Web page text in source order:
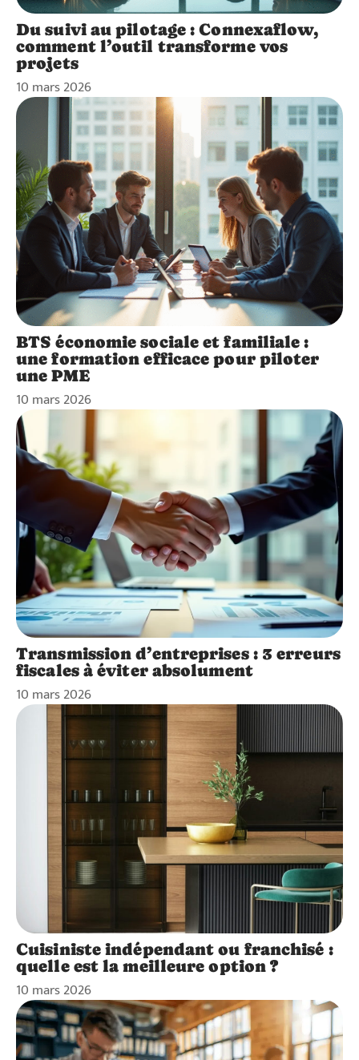
Du suivi au pilotage : Connexaflow,
comment l’outil transforme vos
projets
10 mars 2026
BTS économie sociale et familiale :
une formation efficace pour piloter
une PME
10 mars 2026
Transmission d’entreprises : 3 erreurs
fiscales à éviter absolument
10 mars 2026
Cuisiniste indépendant ou franchisé :
quelle est la meilleure option ?
10 mars 2026